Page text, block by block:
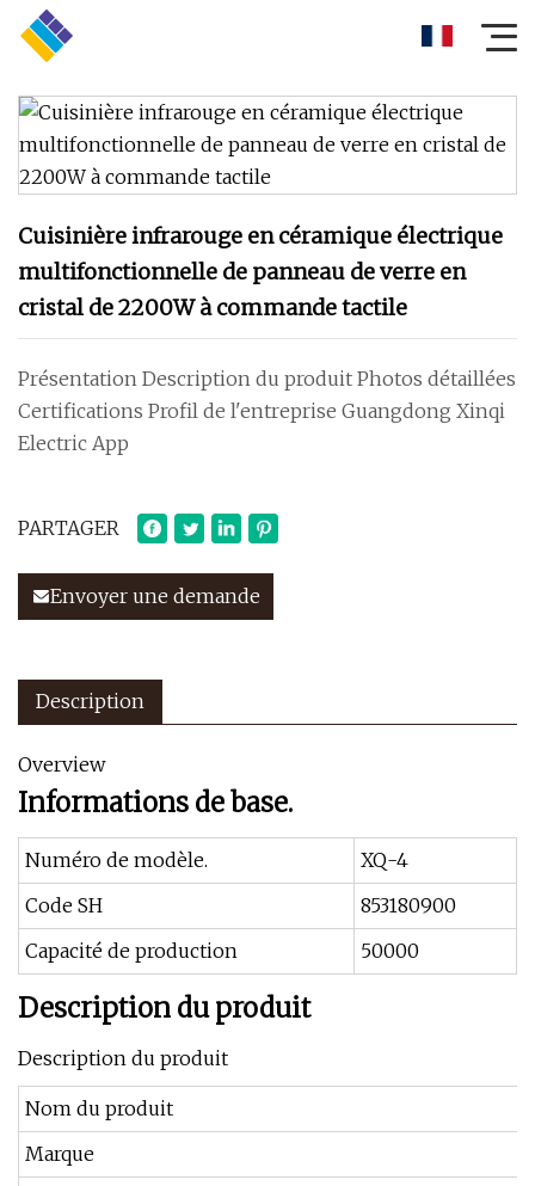
Cuisinière infrarouge en céramique électrique
multifonctionnelle de panneau de verre en
cristal de 2200W à commande tactile
Présentation Description du produit Photos détaillées
Certifications Profil de l'entreprise Guangdong Xinqi
Electric App
PARTAGER
Envoyer une demande
Description
Overview
Informations de base.
Numéro de modèle.
XQ-4
Code SH
853180900
Capacité de production
50000
Description du produit
Description du produit
Nom du produit
Marque